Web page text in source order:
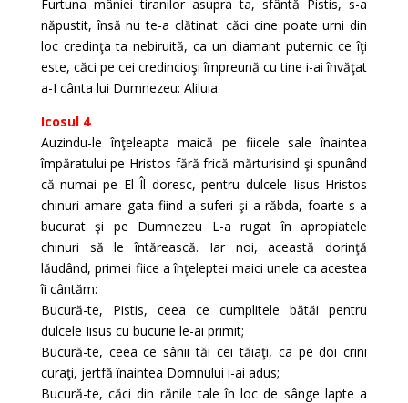
Furtuna mâniei tiranilor asupra ta, sfântă Pistis, s-a
năpustit, însă nu te-a clătinat: căci cine poate urni din
loc credinţa ta nebiruită, ca un diamant puternic ce îţi
este, căci pe cei credincioşi împreună cu tine i-ai învăţat
a-I cânta lui Dumnezeu: Aliluia.
Icosul 4
Auzindu-le înţeleapta maică pe fiicele sale înaintea
împăratului pe Hristos fără frică mărturisind şi spunând
că numai pe El Îl doresc, pentru dulcele Iisus Hristos
chinuri amare gata fiind a suferi şi a răbda, foarte s-a
bucurat şi pe Dumnezeu L-a rugat în apropiatele
chinuri să le întărească. Iar noi, această dorinţă
lăudând, primei fiice a înţeleptei maici unele ca acestea
îi cântăm:
Bucură-te, Pistis, ceea ce cumplitele bătăi pentru
dulcele Iisus cu bucurie le-ai primit;
Bucură-te, ceea ce sânii tăi cei tăiaţi, ca pe doi crini
curaţi, jertfă înaintea Domnului i-ai adus;
Bucură-te, căci din rănile tale în loc de sânge lapte a